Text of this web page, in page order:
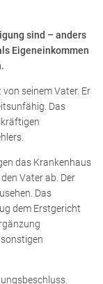
sind – anders
Eigeneinkommen
seinem Vater. Er
Das
das Krankenhaus
Vater ab. Der
Das
dem Erstgericht